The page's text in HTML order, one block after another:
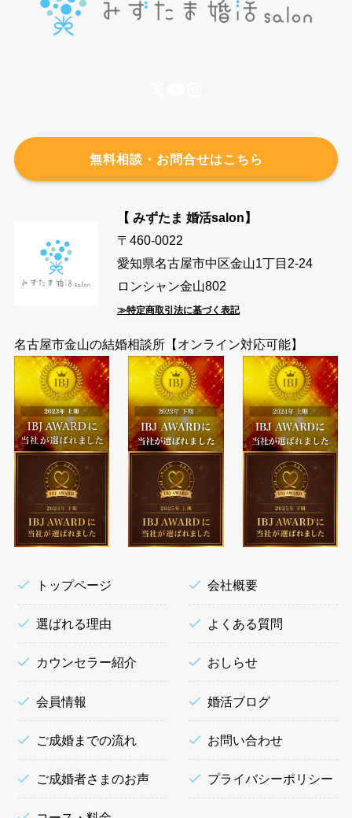
無料相談・お問合せはこちら
【 みずたま 婚活salon】
〒460-0022
愛知県名古屋市中区金山1丁目2-24
ロンシャン金山802
≫特定商取引法に基づく表記
名古屋市金山の結婚相談所【オンライン対応可能】
トップページ
選ばれる理由
カウンセラー紹介
会員情報
ご成婚までの流れ
ご成婚者さまのお声
会社概要
よくある質問
おしらせ
婚活ブログ
お問い合わせ
プライバシーポリシー